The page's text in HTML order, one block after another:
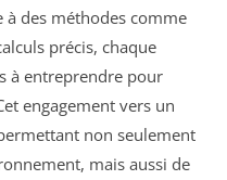
à des méthodes comme
précis, chaque
à entreprendre pour
engagement vers un
non seulement
mais aussi de